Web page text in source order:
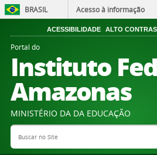
BRASIL Acesso à informação
ACESSIBILIDADE ALTO
Portal do
Instituto
Amazonas
MINISTÉRIO DA DA EDUCAÇÃO
Search Site